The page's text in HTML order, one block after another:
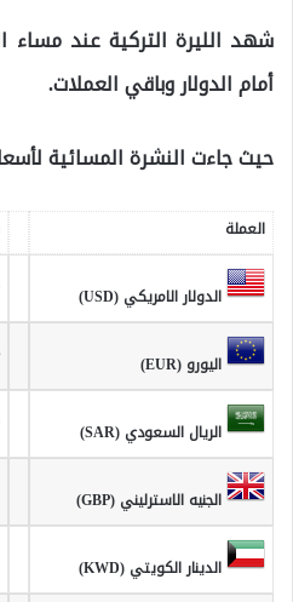
شهد الليرة التركية عند مساء
أمام الدولار وباقي العملات.
حيث جاءت النشرة المسائية
العملة
الدولار الامريكي (USD)
اليورو (EUR)
الريال السعودي (SAR)
الجنيه الاسترليني (GBP)
الدينار الكويتي (KWD)